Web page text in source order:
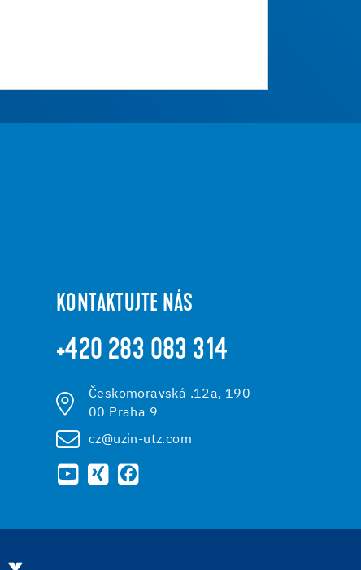
KONTAKTUJTE NÁS
+420 283 083 314
Českomoravská .12a, 190
00 Praha 9
cz@uzin-utz.com